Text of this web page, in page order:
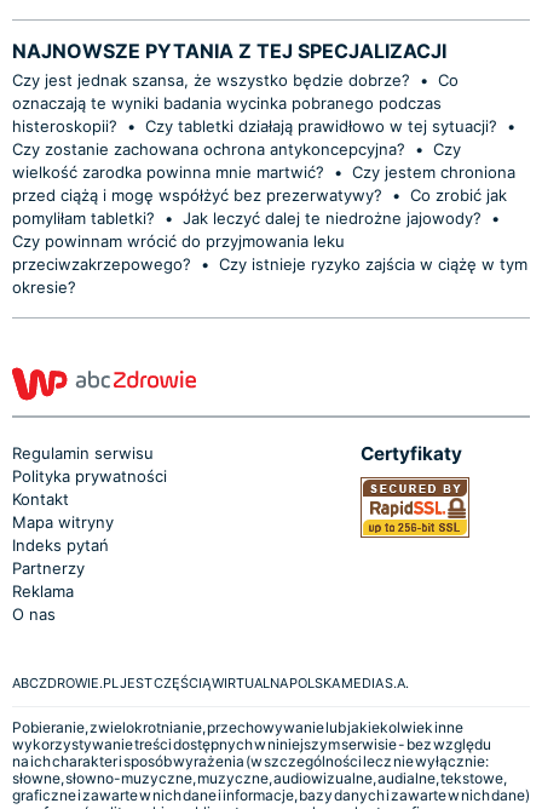
NAJNOWSZE PYTANIA Z TEJ SPECJALIZACJI
Czy jest jednak szansa, że wszystko będzie dobrze? • Co
oznaczają te wyniki badania wycinka pobranego podczas
histeroskopii?
• Czy tabletki działają prawidłowo w tej sytuacji?
•
Czy zostanie zachowana ochrona antykoncepcyjna?
• Czy
wielkość zarodka powinna mnie martwić?
• Czy jestem chroniona
przed ciążą i mogę współżyć bez prezerwatywy?
• Co zrobić jak
pomyliłam tabletki?
• Jak leczyć dalej te niedrożne jajowody?
•
Czy powinnam wrócić do przyjmowania leku
przeciwzakrzepowego?
• Czy istnieje ryzyko zajścia w ciążę w tym
okresie?
Regulamin serwisu
Polityka prywatności
Kontakt
Mapa witryny
Indeks pytań
Partnerzy
Reklama
O nas
Certyfikaty
ABCZDROWIE.PL JEST CZĘŚCIĄ WIRTUALNA POLSKA MEDIA S.A.
Pobieranie, zwielokrotnianie, przechowywanie lub jakiekolwiek inne
wykorzystywanie treści dostępnych w niniejszym serwisie - bez względu
na ich charakter i sposób wyrażenia (w szczególności lecz nie wyłącznie:
słowne, słowno-muzyczne, muzyczne, audiowizualne, audialne, tekstowe,
graficzne i zawarte w nich dane i informacje, bazy danych i zawarte w nich dane)